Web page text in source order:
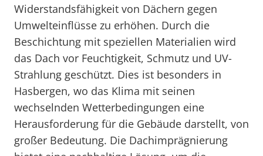
Widerstandsfähigkeit von Dächern gegen
Umwelteinflüsse zu erhöhen. Durch die
Beschichtung mit speziellen Materialien wird
das Dach vor Feuchtigkeit, Schmutz und UV-
Strahlung geschützt. Dies ist besonders in
Hasbergen, wo das Klima mit seinen
wechselnden Wetterbedingungen eine
Herausforderung für die Gebäude darstellt, von
großer Bedeutung. Die Dachimprägnierung